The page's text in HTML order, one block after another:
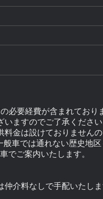
必要経費が含まれており
ますのでご了承ください
金は設けておりませんの
車では通れない歴史地区
でご案内いたします。
介料なしで手配いたしま